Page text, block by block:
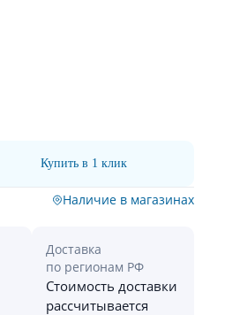
Купить в 1 клик
Наличие в магазинах
Доставка
по регионам РФ
Стоимость доставки
рассчитывается